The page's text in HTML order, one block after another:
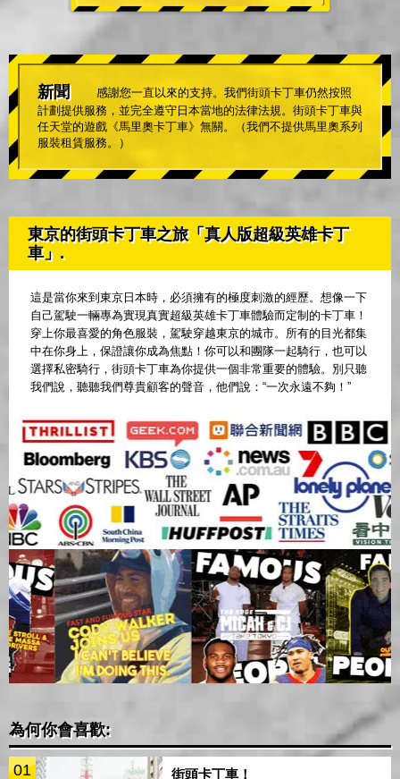
新聞
感謝您一直以來的支持。我們街頭卡丁車仍然按照
計劃提供服務，並完全遵守日本當地的法律法規。街頭卡丁車與
任天堂的遊戲《馬里奧卡丁車》無關。（我們不提供馬里奧系列
服裝租賃服務。）
東京的街頭卡丁車之旅「真人版超級英雄卡丁
車」.
這是當你來到東京日本時，必須擁有的極度刺激的經歷。想像一下
自己駕駛一輛專為實現真實超級英雄卡丁車體驗而定制的卡丁車！
穿上你最喜愛的角色服裝，駕駛穿越東京的城市。所有的目光都集
中在你身上，保證讓你成為焦點！你可以和團隊一起騎行，也可以
選擇私密騎行，街頭卡丁車為你提供一個非常重要的體驗。別只聽
我們說，聽聽我們尊貴顧客的聲音，他們說：“一次永遠不夠！”
為何你會喜歡:
01 街頭卡丁車！